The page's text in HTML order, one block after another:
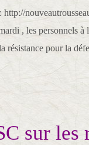
, les personnels à
résistance pour la
sur les